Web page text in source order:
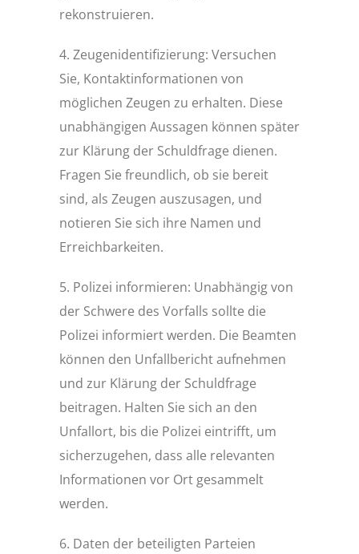
rekonstruieren.
4. Zeugenidentifizierung: Versuchen
Sie, Kontaktinformationen von
möglichen Zeugen zu erhalten. Diese
unabhängigen Aussagen können später
zur Klärung der Schuldfrage dienen.
Fragen Sie freundlich, ob sie bereit
sind, als Zeugen auszusagen, und
notieren Sie sich ihre Namen und
Erreichbarkeiten.
5. Polizei informieren: Unabhängig von
der Schwere des Vorfalls sollte die
Polizei informiert werden. Die Beamten
können den Unfallbericht aufnehmen
und zur Klärung der Schuldfrage
beitragen. Halten Sie sich an den
Unfallort, bis die Polizei eintrifft, um
sicherzugehen, dass alle relevanten
Informationen vor Ort gesammelt
werden.
6. Daten der beteiligten Parteien